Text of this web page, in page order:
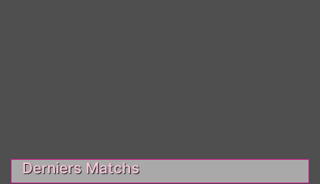
Derniers Matchs